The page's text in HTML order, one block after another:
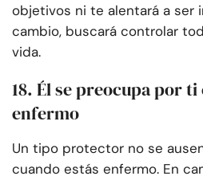
objetivos ni te alentará a ser
cambio, buscará controlar
vida.
18. Él se preocupa por ti
enfermo
Un tipo protector no se
cuando estás enfermo. En